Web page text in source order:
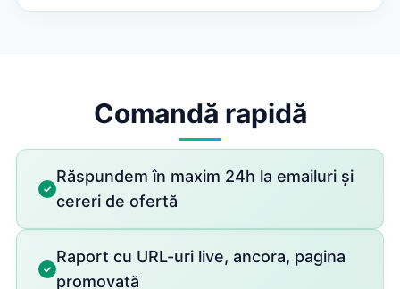
Comandă rapidă
Răspundem în maxim 24h la emailuri și
cereri de ofertă
Raport cu URL-uri live, ancora, pagina
promovată